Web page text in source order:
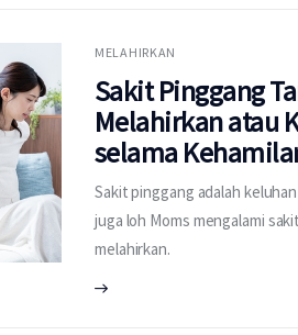
MELAHIRKAN
Sakit Pinggang
Melahirkan atau
selama
Sakit pinggang adalah
juga loh Moms mengalami
melahirkan.